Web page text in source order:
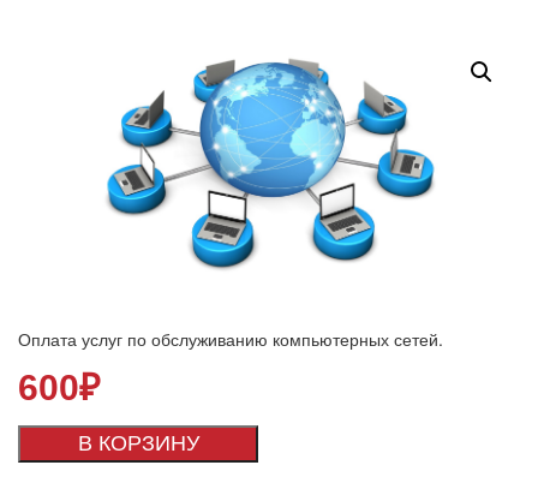
Оплата услуг по обслуживанию компьютерных сетей.
600₽
В КОРЗИНУ